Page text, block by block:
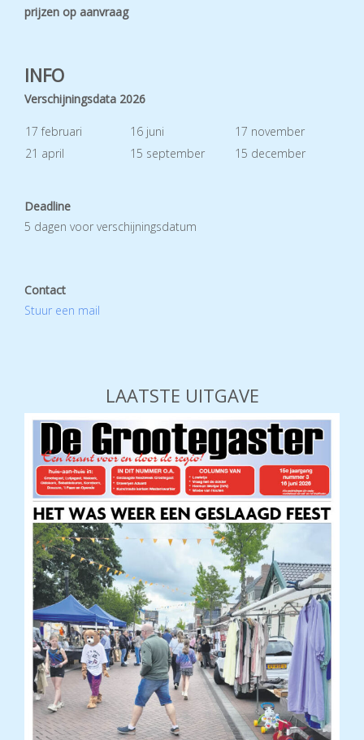
prijzen op aanvraag
INFO
Verschijningsdata 2026
17 februari 16 juni
17 november
21 april
15 september 15 december
Deadline
5 dagen voor verschijningsdatum
Contact
Stuur een mail
LAATSTE UITGAVE